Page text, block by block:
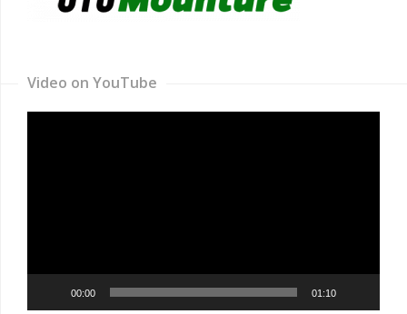
Video on YouTube
00:00 01:10